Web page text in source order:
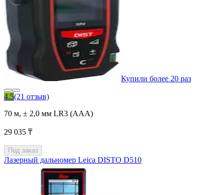
Купили более 20 раз
4.5(21 отзыв)
70 м, ± 2,0 мм LR3 (AAA)
29 035 ₸
Под заказ
Лазерный дальномер Leica DISTO D510